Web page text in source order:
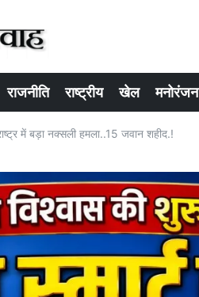
राजनीति राष्ट्रीय खेल मनोरंजन
में बड़ा नक्सली हमला..15 जवान शहीद.!